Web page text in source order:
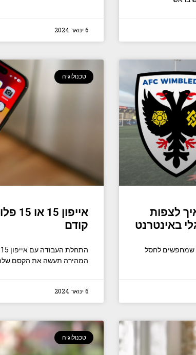
6 ינואר 2024
לצפות
באינטרנט
שמחפשים לחסל
טכנולוגיה
קודם
המהירה תעשה את הקסם
6 ינואר 2024
טכנולוגיה